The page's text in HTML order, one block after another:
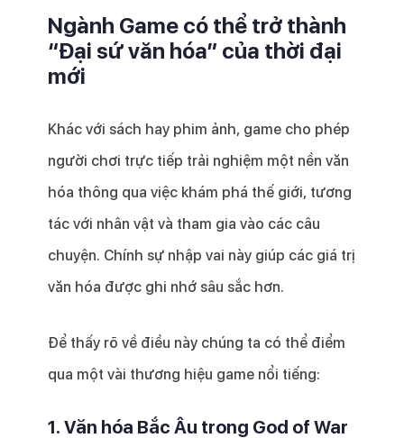
Ngành Game có thể trở thành
“Đại sứ văn hóa” của thời đại
mới
Khác với sách hay phim ảnh, game cho phép
người chơi trực tiếp trải nghiệm một nền văn
hóa thông qua việc khám phá thế giới, tương
tác với nhân vật và tham gia vào các câu
chuyện. Chính sự nhập vai này giúp các giá trị
văn hóa được ghi nhớ sâu sắc hơn.
Để thấy rõ về điều này chúng ta có thể điểm
qua một vài thương hiệu game nổi tiếng:
1. Văn hóa Bắc Âu trong God of War